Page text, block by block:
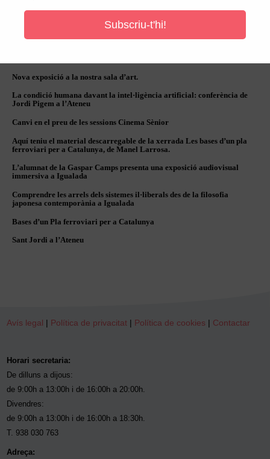
Subscriu-t'hi!
Major d’Igualada
Nova exposició a la nostra sala d’art.
La condició humana davant la intel·ligència artificial: conferència de
Jordi Pigem a l’Ateneu
Canvi en el preu de les sessions Cinema Sènior
Aquí teniu el material descarregable de la xerrada Les bases d’un pla
ferroviari per a Catalunya, de Manel Larrosa.
L’alumnat de la Gaspar Camps presenta una exposició audiovisual
immersiva a Igualada
Comprendre les arrels dels sistemes il·liberals des de la filosofia
japonesa contemporània a Igualada
Bases d’un Pla ferroviari per a Catalunya
Sant Jordi a l’Ateneu
Avís legal | Política de privacitat | Política de cookies | Contactar
Horari secretaria:
De dilluns a dijous:
de 9:00h a 13:00h i de 16:00h a 20:00h.
Divendres:
de 9:00h a 13:00h i de 16:00h a 18:30h.
T. 938 030 763
Adreça: